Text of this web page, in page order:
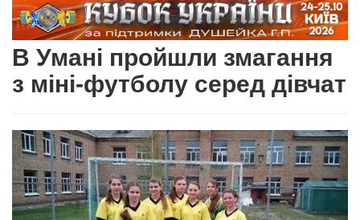
В Умані пройшли змагання
з міні-футболу серед дівчат